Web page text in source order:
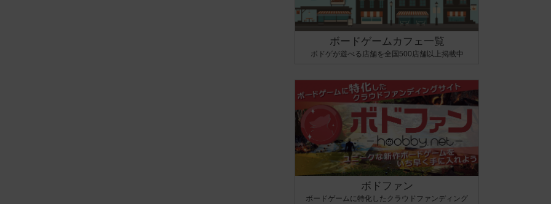
ボードゲームカフェ一覧
ボドゲが遊べる店舗を全国500店舗以上掲載中
ボドファン
ボードゲームに特化したクラウドファンディング